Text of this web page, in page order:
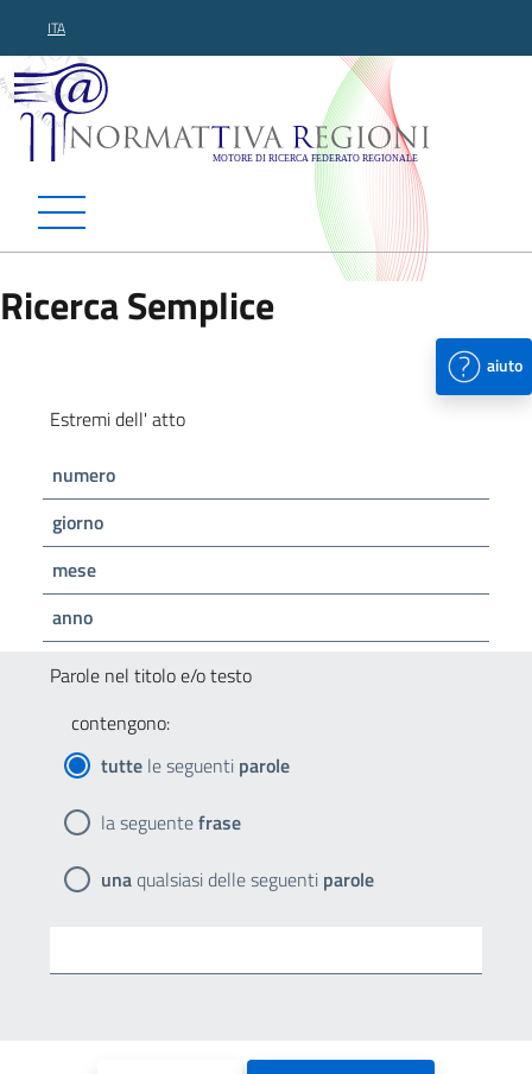
ITA
Normattiva Regioni -
Ricerca Semplice
aiuto
Estremi dell' atto
numero
giorno
mese
anno
Parole nel titolo e/o testo
contengono:
tutte le seguenti parole
la seguentefrase
unaqualsiasi delle seguenti parole